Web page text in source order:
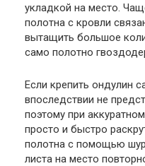
укладкой на место.
полотна с кровли
вытащить большое
само полотно
Если крепить ондулин
впоследствии не
поэтому при
просто и быстро
полотна с помощью
листа на место